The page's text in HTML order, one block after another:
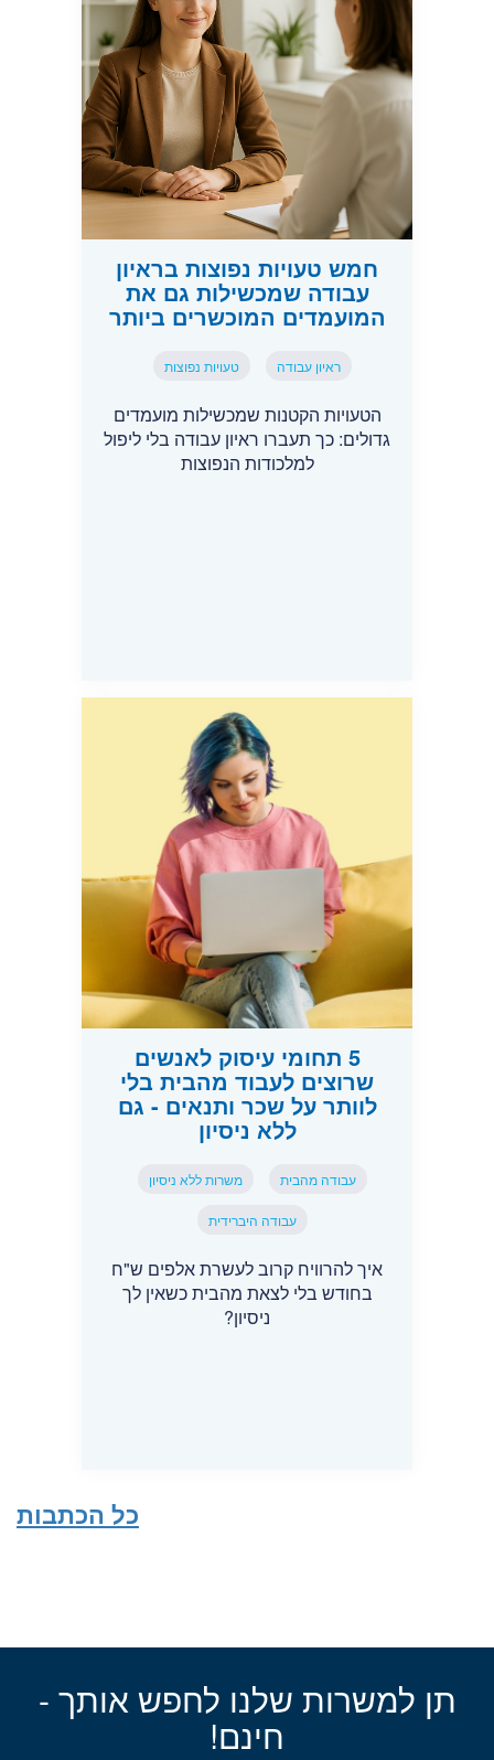
חמש טעויות נפוצות בראיון
עבודה שמכשילות גם את
המועמדים המוכשרים ביותר
ראיון עבודה טעויות נפוצות
הטעויות הקטנות שמכשילות מועמדים
גדולים: כך תעברו ראיון עבודה בלי ליפול
למלכודות הנפוצות
5 תחומי עיסוק לאנשים
שרוצים לעבוד מהבית בלי
לוותר על שכר ותנאים - גם
ללא ניסיון
עבודה מהבית משרות ללא ניסיון
עבודה היברידית
איך להרוויח קרוב לעשרת אלפים ש"ח
בחודש בלי לצאת מהבית כשאין לך
ניסיון?
כל הכתבות
תן למשרות שלנו לחפש אותך -
חינם!